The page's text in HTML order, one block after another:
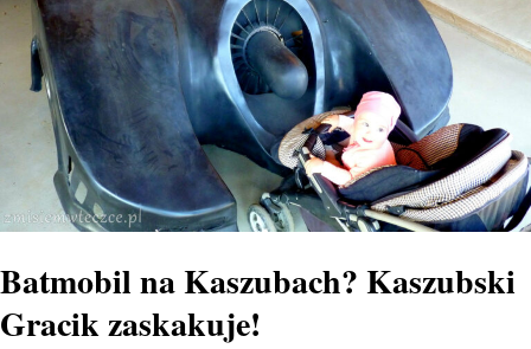
Batmobil na Kaszubach? Kaszubski
Gracik zaskakuje!